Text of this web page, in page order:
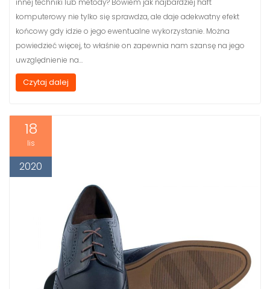
innej techniki lub metody? Bowiem jak najbardziej haft
komputerowy nie tylko się sprawdza, ale daje adekwatny efekt
końcowy gdy idzie o jego ewentualne wykorzystanie. Można
powiedzieć więcej, to właśnie on zapewnia nam szansę na jego
uwzględnienie na…
Czytaj dalej
18
lis
2020